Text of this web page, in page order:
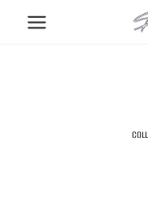
Inhalt